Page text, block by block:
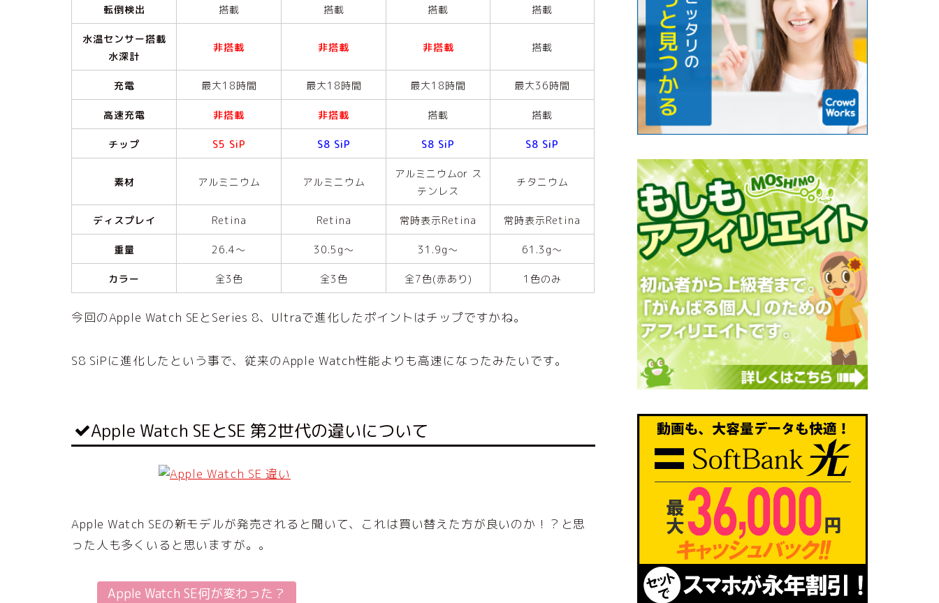
転倒検出 搭載 搭載 搭載 搭載
水温センサー搭載
水深計
非搭載 非搭載 非搭載 搭載
充電 最大18時間 最大18時間 最大18時間 最大36時間
高速充電 非搭載 非搭載 搭載 搭載
チップ S5 SiP S8 SiP S8 SiP S8 SiP
素材 アルミニウム アルミニウム
アルミニウムor ス
テンレス
チタニウム
ディスプレイ Retina Retina 常時表示Retina 常時表示Retina
重量 26.4〜 30.5g〜 31.9g〜 61.3g〜
カラー 全3色 全3色 全7色(赤あり) 1色のみ
今回のApple Watch SEとSeries 8、Ultraで進化したポイントはチップですかね。
S8 SiPに進化したという事で、従来のApple Watch性能よりも高速になったみたいです。
Apple Watch SEとSE 第2世代の違いについて
Apple Watch SEの新モデルが発売されると聞いて、これは買い替えた方が良いのか！？と思
った人も多くいると思いますが。。
Apple Watch SE何が変わった？